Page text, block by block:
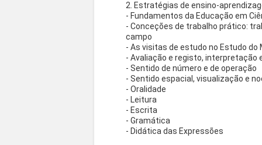
2. Estratégias de ensino-
- Fundamentos da Educação em
- Conceções de trabalho prático:
campo
- As visitas de estudo no Estudo do
- Avaliação e registo, interpretação
- Sentido de número e de operação
- Sentido espacial, visualização e
- Oralidade
- Leitura
- Escrita
- Gramática
- Didática das Expressões